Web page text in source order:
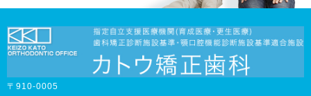
〒910-0005